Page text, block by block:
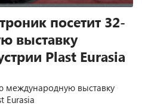
посетит 32-
выставку
Plast Eurasia
международную выставку
Eurasia